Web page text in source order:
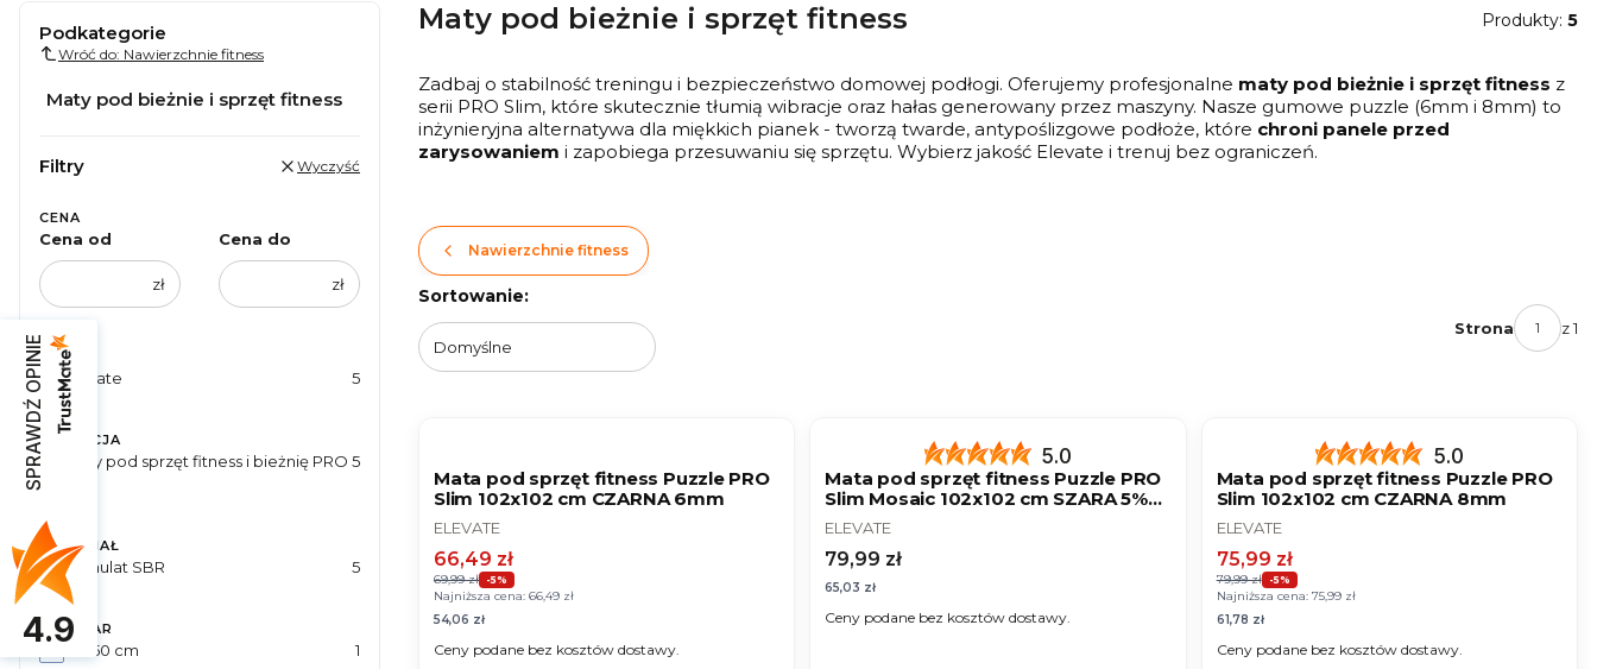
Podkategorie
Wróć do: Nawierzchnie fitness
Maty pod bieżnie i sprzęt fitness
Filtry Wyczyść
CENA
Cena od
zł
Cena do
zł
MARKA
MarkaElevate 5
KOLEKCJA
Kolekcja
Maty pod sprzęt fitness i bieżnię PRO 5
MATERIAŁ
Materiał
Granulat SBR 5
ROZMIAR
Rozmiar
50x50 cm 1
Maty pod bieżnie i sprzęt fitness Produkty: 5
Zadbaj o stabilność treningu i bezpieczeństwo domowej podłogi. Oferujemy profesjonalne maty pod bieżnie i sprzęt fitness z
serii PRO Slim, które skutecznie tłumią wibracje oraz hałas generowany przez maszyny. Nasze gumowe puzzle (6mm i 8mm) to
inżynieryjna alternatywa dla miękkich pianek - tworzą twarde, antypoślizgowe podłoże, które chroni panele przed
zarysowaniem i zapobiega przesuwaniu się sprzętu. Wybierz jakość Elevate i trenuj bez ograniczeń.
Nawierzchnie fitness
Lista produktów
Sortowanie:
Domyślne
Strona z 1
Mata pod sprzęt fitness Puzzle PRO
Slim 102x102 cm CZARNA 6mm
PRODUCENT
ELEVATE
Cena promocyjna
66,49 zł
69,99 zł -5%
Najniższa cena: 66,49 zł
Cena
54,06 zł
Ceny podane bez kosztów dostawy.
5.0
Mata pod sprzęt fitness Puzzle PRO
Slim Mosaic 102x102 cm SZARA 5%
6mm
PRODUCENT
ELEVATE
Cena
79,99 zł
Cena
65,03 zł
Ceny podane bez kosztów dostawy.
5.0
Mata pod sprzęt fitness Puzzle PRO
Slim 102x102 cm CZARNA 8mm
PRODUCENT
ELEVATE
Cena promocyjna
75,99 zł
79,99 zł -5%
Najniższa cena: 75,99 zł
Cena
61,78 zł
Ceny podane bez kosztów dostawy.
SPRAWDŹ OPINIE
4.9